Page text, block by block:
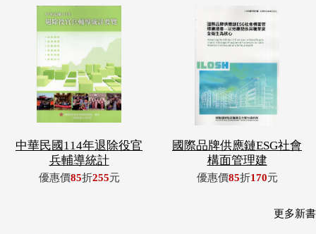
中華民國114年退除役官
兵輔導統計
優惠價85折255元
國際品牌供應鏈ESG社會
構面管理建
優惠價85折170元
更多新書